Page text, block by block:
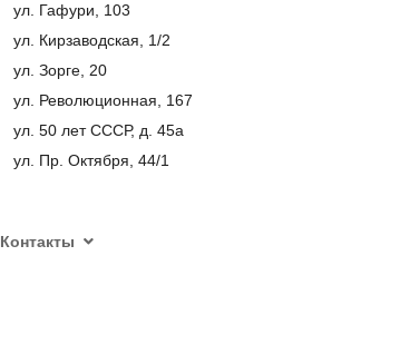
ул. Гафури, 103
ул. Кирзаводская, 1/2
ул. Зорге, 20
ул. Революционная, 167
ул. 50 лет СССР, д. 45а
ул. Пр. Октября, 44/1
Контакты